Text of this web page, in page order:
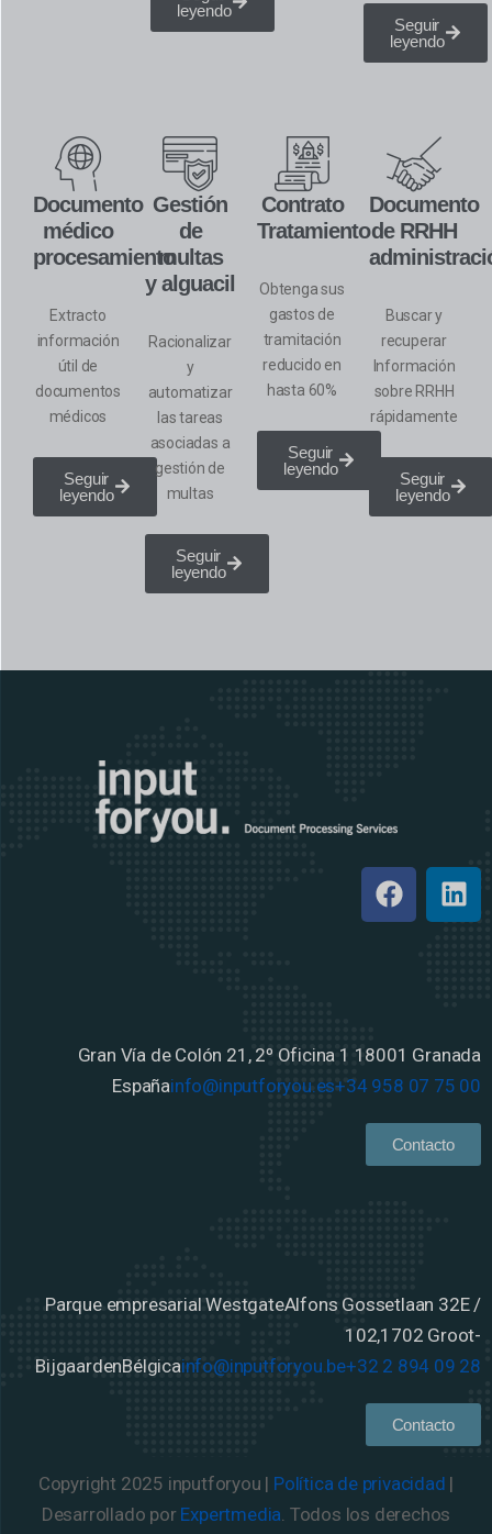
leyendo
Seguir
leyendo
Documento
médico
procesamiento
Extracto
información
útil de
documentos
médicos
Seguir
leyendo
Gestión
de
multas
y alguacil
Racionalizar
y
automatizar
las tareas
asociadas a
gestión de
multas
Seguir
leyendo
Contrato
Tratamiento
Obtenga sus
gastos de
tramitación
reducido en
hasta 60%
Seguir
leyendo
Documento
de RRHH
Buscar y
recuperar
Información
sobre RRHH
rápidamente
Seguir
leyendo
Gran Vía de Colón 21, 2º Oficina 1 18001 Granada
Españainfo@inputforyou.es+34 958 07 75 00
Contacto
Parque empresarial WestgateAlfons Gossetlaan 32E /
102,1702 Groot-
BijgaardenBélgicainfo@inputforyou.be+32 2 894 09 28
Contacto
Copyright 2025 inputforyou | Política de privacidad |
Desarrollado por Expertmedia . Todos los derechos